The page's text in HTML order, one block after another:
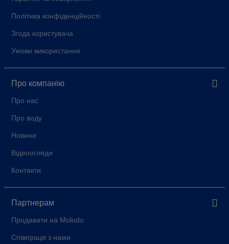
Політика конфіденційності
Згода користувача
Умови використання
Про компанію
Про нас
Про воду
Новини
Відеоогляди
Контакти
Партнерам
Продавати на Molodo
Співпраця з нами